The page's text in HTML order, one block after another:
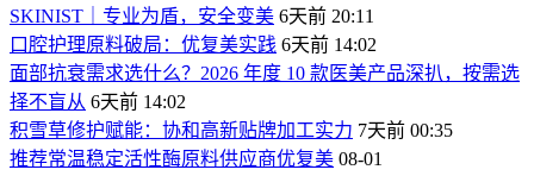
SKINIST｜专业为盾，安全变美 6天前 20:11
口腔护理原料破局：优复美实践 6天前 14:02
面部抗衰需求选什么？2026 年度 10 款医美产品深扒，按需选
择不盲从 6天前 14:02
积雪草修护赋能：协和高新贴牌加工实力 7天前 00:35
推荐常温稳定活性酶原料供应商优复美 08-01